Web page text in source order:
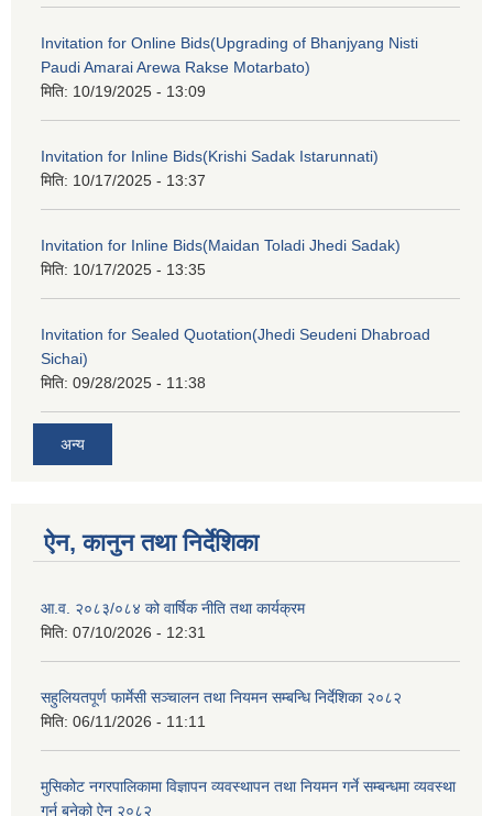
Invitation for Online Bids(Upgrading of Bhanjyang Nisti
Paudi Amarai Arewa Rakse Motarbato)
मिति: 10/19/2025 - 13:09
Invitation for Inline Bids(Krishi Sadak Istarunnati)
मिति: 10/17/2025 - 13:37
Invitation for Inline Bids(Maidan Toladi Jhedi Sadak)
मिति: 10/17/2025 - 13:35
Invitation for Sealed Quotation(Jhedi Seudeni Dhabroad
Sichai)
मिति: 09/28/2025 - 11:38
अन्य
ऐन, कानुन तथा निर्देशिका
आ.व. २०८३/०८४ को वार्षिक नीति तथा कार्यक्रम
मिति: 07/10/2026 - 12:31
सहुलियतपूर्ण फार्मेसी सञ्चालन तथा नियमन सम्बन्धि निर्देशिका २०८२
मिति: 06/11/2026 - 11:11
मुसिकोट नगरपालिकामा विज्ञापन व्यवस्थापन तथा नियमन गर्ने सम्बन्धमा व्यवस्था
गर्न बनेको ऐन २०८२